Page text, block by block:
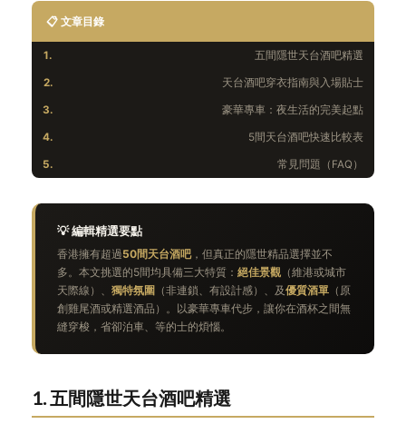
📋 文章目錄
1. 五間隱世天台酒吧精選
2. 天台酒吧穿衣指南與入場貼士
3. 豪華專車：夜生活的完美起點
4. 5間天台酒吧快速比較表
5. 常見問題（FAQ）
💡 編輯精選要點
香港擁有超過50間天台酒吧，但真正的隱世精品選擇並不
多。本文挑選的5間均具備三大特質： 絕佳景觀 （維港或城市
天際線）、 獨特氛圍 （非連鎖、有設計感）、及優質酒單 （原
創雞尾酒或精選酒品）。以豪華專車代步，讓你在酒杯之間無
縫穿梭，省卻泊車、等的士的煩惱。
1. 五間隱世天台酒吧精選